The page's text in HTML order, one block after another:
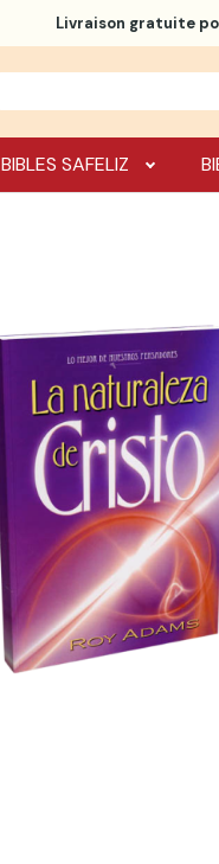
Livraison gratuite
BIBLES SAFELIZ